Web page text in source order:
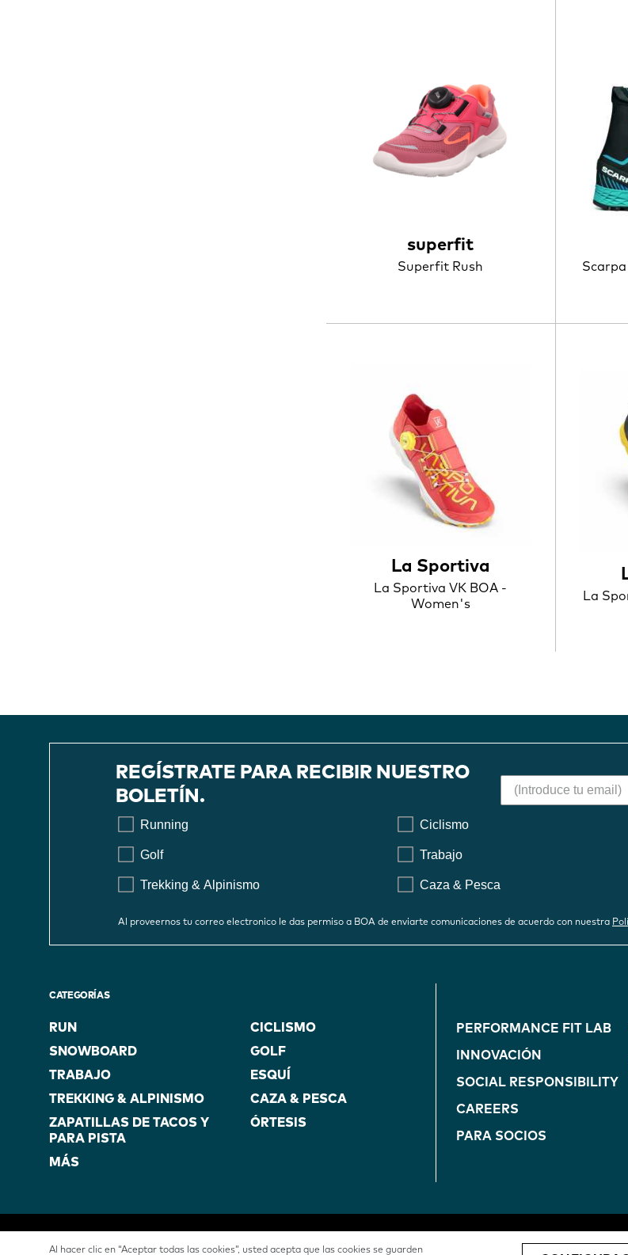
superfit
Superfit Rush
La Sportiva
La Sportiva VK BOA -
Women's
La
REGÍSTRATE PARA RECIBIR NUESTRO
BOLETÍN.
Running Ciclismo
Golf Trabajo
Trekking & Alpinismo Caza & Pesca
Al proveernos tu correo electronico le das permiso a BOA de enviarte comunicaciones de acuerdo con nuestra
CATEGORÍAS
RUN
CICLISMO
SNOWBOARD
GOLF
TRABAJO
ESQUÍ
TREKKING & ALPINISMO
CAZA & PESCA
ZAPATILLAS DE TACOS Y
PARA PISTA
ÓRTESIS
MÁS
(ON
BLUE)
PERFORMANCE FIT LAB
INNOVACIÓN
SOCIAL RESPONSIBILITY
CAREERS
PARA SOCIOS
PROPIEDAD POLÍTICA DE TÉRMINOS DE AVISO SOBRE
Al hacer clic en “Aceptar todas las cookies”, usted acepta que las cookies se guarden